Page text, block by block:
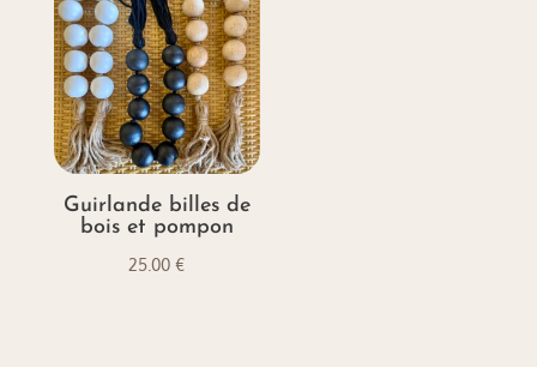
Guirlande billes de
bois et pompon
25.00€